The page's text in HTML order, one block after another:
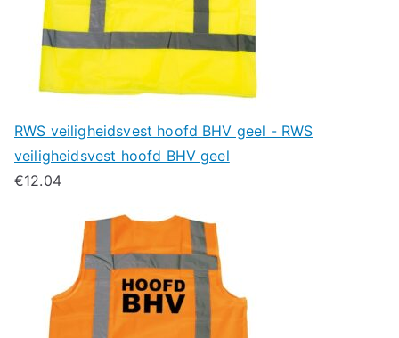
RWS veiligheidsvest hoofd BHV geel - RWS
veiligheidsvest hoofd BHV geel
€12.04